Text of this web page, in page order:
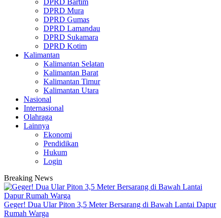
DPRD Bartim
DPRD Mura
DPRD Gumas
DPRD Lamandau
DPRD Sukamara
DPRD Kotim
Kalimantan
Kalimantan Selatan
Kalimantan Barat
Kalimantan Timur
Kalimantan Utara
Nasional
Internasional
Olahraga
Lainnya
Ekonomi
Pendidikan
Hukum
Login
Breaking News
Geger! Dua Ular Piton 3,5 Meter Bersarang di Bawah Lantai Dapur
Rumah Warga